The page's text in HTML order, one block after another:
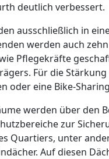
deutlich verbessert.
ausschließlich in
werden auch
Pflegekräfte
Für die
oder eine Bike-
werden über den
zur
Quartiers, unter
Auf diesen